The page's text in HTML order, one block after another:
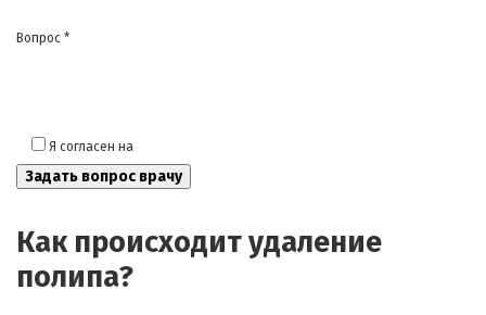
Вопрос *
Я согласен на
Как происходит удаление
полипа?